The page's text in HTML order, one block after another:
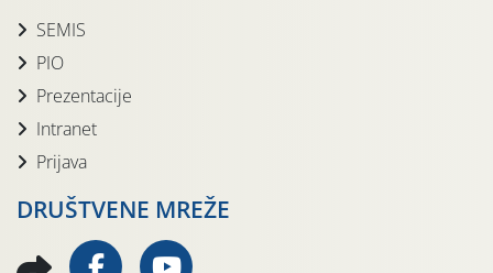
SEMIS
PIO
Prezentacije
Intranet
Prijava
DRUŠTVENE MREŽE